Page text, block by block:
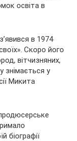
освіта в
в 1974
Скоро його
вітчизняних,
знімається у
Микита
біографії